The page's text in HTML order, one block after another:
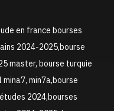
en france bourses
2024-2025,bourse
master, bourse turquie
min7a,bourse
2024,bourses